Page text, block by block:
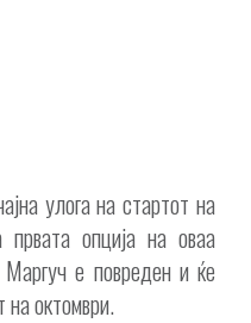
улога на стартот на
опција на оваа
е повреден и ќе
на октомври.